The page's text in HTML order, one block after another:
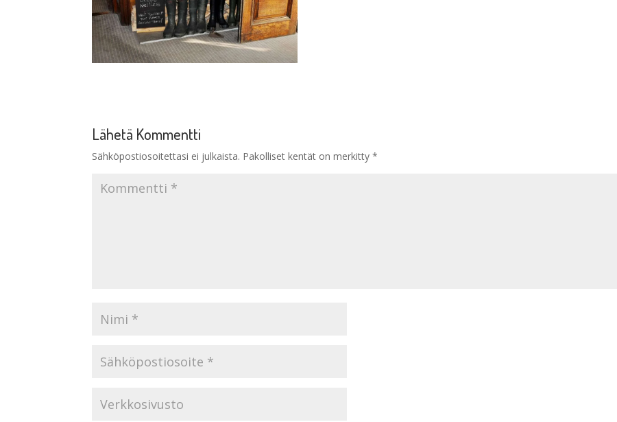
Lähetä Kommentti
Sähköpostiosoitettasi ei julkaista. Pakolliset kentät on merkitty*